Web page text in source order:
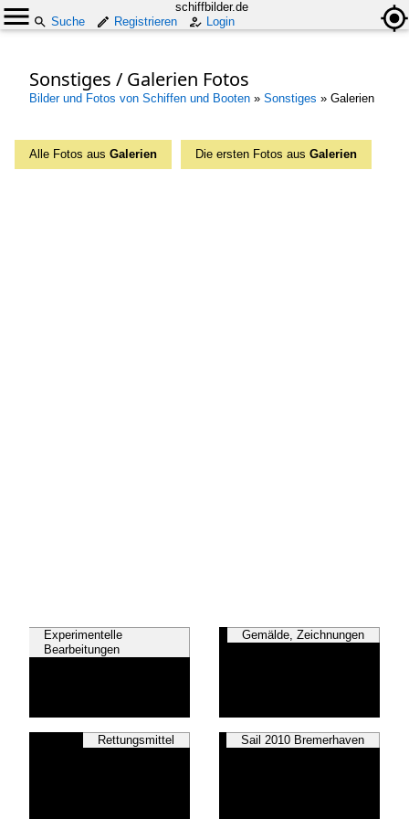
schiffbilder.de
Suche
Registrieren Login
Sonstiges / Galerien Fotos
Bilder und Fotos von Schiffen und Booten » Sonstiges » Galerien
Alle Fotos aus Galerien Die ersten Fotos aus Galerien
Experimentelle
Bearbeitungen
Gemälde, Zeichnungen
Rettungsmittel Sail 2010 Bremerhaven